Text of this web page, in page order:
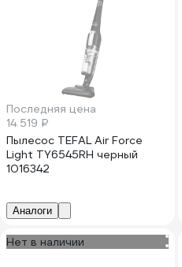
Последняя цена
14 519 ₽
Пылесос TEFAL Air Force
Light TY6545RH черный
1016342
Аналоги
Нет в наличии